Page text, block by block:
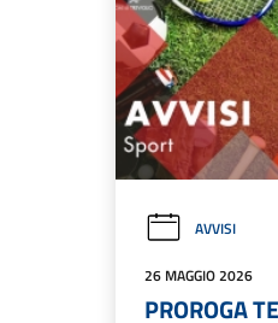
AVVISI
26 MAGGIO 2026
PROROGA